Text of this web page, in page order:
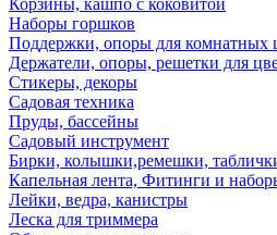
Корзины, кашпо с коковитой
Наборы горшков
Поддержки, опоры для комнатных
Держатели, опоры, решетки для
Стикеры, декоры
Садовая техника
Пруды, бассейны
Садовый инструмент
Бирки, колышки,ремешки,
Капельная лента, Фитинги и
Лейки, ведра, канистры
Леска для триммера